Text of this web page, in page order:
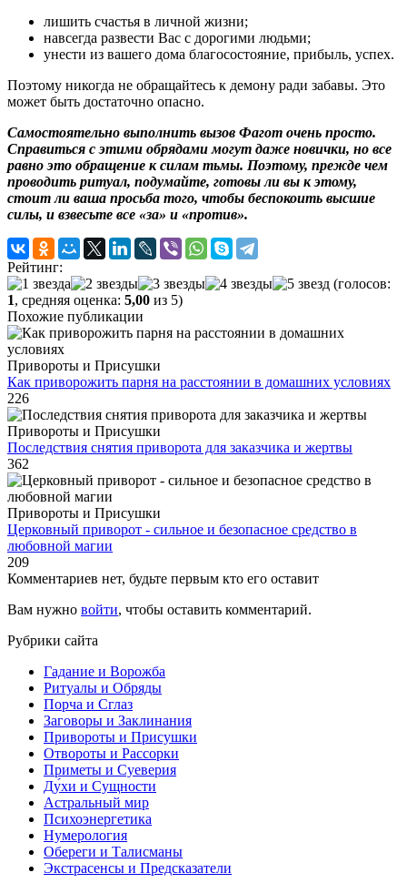
лишить счастья в личной жизни;
навсегда развести Вас с дорогими людьми;
унести из вашего дома благосостояние, прибыль, успех.
Поэтому никогда не обращайтесь к демону ради забавы. Это
может быть достаточно опасно.
Самостоятельно выполнить вызов Фагот очень просто.
Справиться с этими обрядами могут даже новички, но все
равно это обращение к силам тьмы. Поэтому, прежде чем
проводить ритуал, подумайте, готовы ли вы к этому,
стоит ли ваша просьба того, чтобы беспокоить высшие
силы, и взвесьте все «за» и «против».
Рейтинг:
(голосов:
1, средняя оценка: 5,00 из 5)
Похожие публикации
Привороты и Присушки
Как приворожить парня на расстоянии в домашних условиях
226
Привороты и Присушки
Последствия снятия приворота для заказчика и жертвы
362
Привороты и Присушки
Церковный приворот - сильное и безопасное средство в
любовной магии
209
Комментариев нет, будьте первым кто его оставит
Вам нужно войти, чтобы оставить комментарий.
Рубрики сайта
Гадание и Ворожба
Ритуалы и Обряды
Порча и Сглаз
Заговоры и Заклинания
Привороты и Присушки
Отвороты и Рассорки
Приметы и Суеверия
Ду́хи и Сущности
Астральный мир
Психоэнергетика
Нумерология
Обереги и Талисманы
Экстрасенсы и Предсказатели